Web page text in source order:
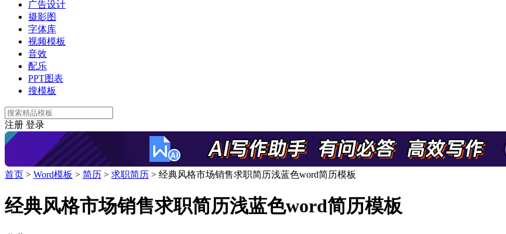
广告设计
摄影图
字体库
视频模板
音效
配乐
PPT图表
搜模板
注册 登录
首页 > Word模板 > 简历 > 求职简历 > 经典风格市场销售求职简历浅蓝色word简历模板
经典风格市场销售求职简历浅蓝色word简历模板